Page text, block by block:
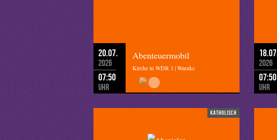
20.07.
2026
07:50
Uhr
Abenteuermobil
Kirche in WDR 3 | Warnke
18.07.
2026
07:50
Uhr
katholisch